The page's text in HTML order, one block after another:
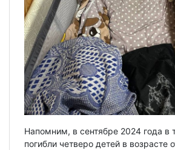
Напомним, в сентябре 2024 года в
погибли четверо детей в возрасте